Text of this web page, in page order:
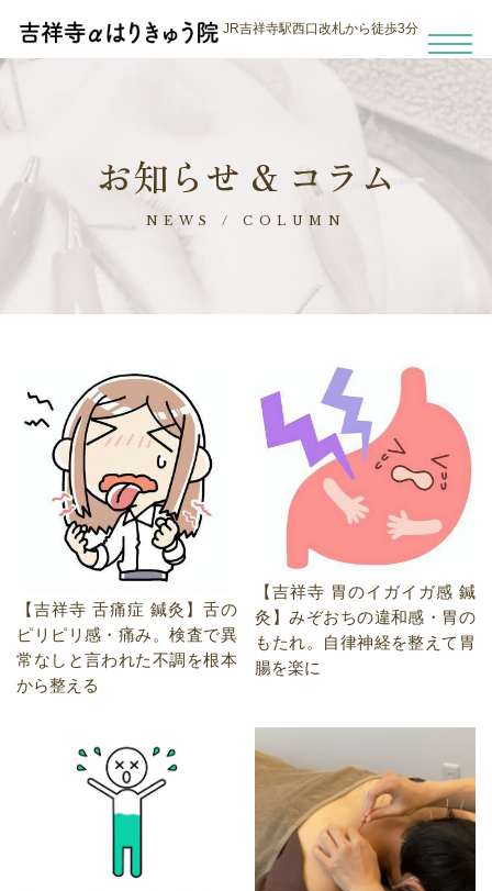
JR吉祥寺駅西口改札から徒歩3分
お知らせ & コラム
NEWS / COLUMN
【吉祥寺 舌痛症 鍼灸】舌の
ピリピリ感・痛み。検査で異
常なしと言われた不調を根本
から整える
【吉祥寺 胃のイガイガ感 鍼
灸】みぞおちの違和感・胃の
もたれ。自律神経を整えて胃
腸を楽に